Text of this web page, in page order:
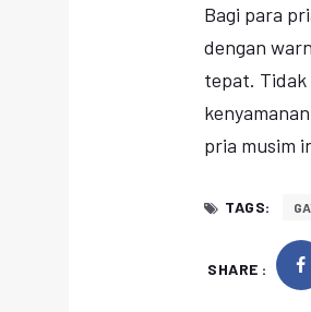
Bagi para
dengan
tepat. Tidak
pria musim
TAGS:
SHARE :